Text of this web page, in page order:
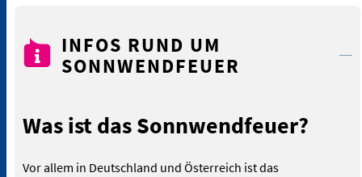
INFOS RUND UM
SONNWENDFEUER
Was ist das Sonnwendfeuer?
Vor allem in Deutschland und Österreich ist das